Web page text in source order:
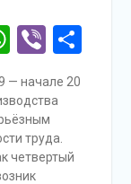
Viber
— начале 20
труда.
четвертый